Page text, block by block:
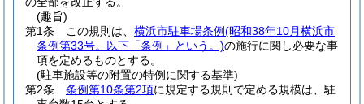
(趣旨)
第1条
この規則は、 横浜市駐車場条例(昭和38年10月横浜市
条例第33号。以下「条例」という。)の施行に関し必要な事
項を定めるものとする。
(駐車施設等の附置の特例に関する基準)
第2条
条例第10条第2項に規定する規則で定める規模は、駐